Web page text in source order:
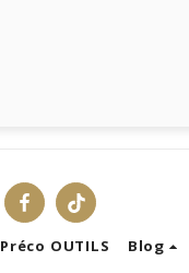
Préco OUTILS Blog